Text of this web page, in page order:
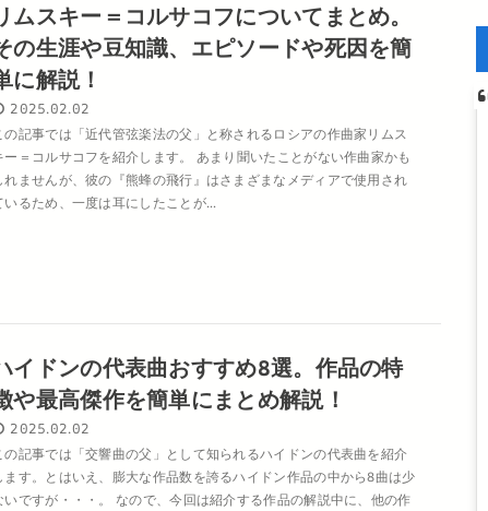
ムスキー＝コルサコフについてまとめ。
の生涯や豆知識、エピソードや死因を簡
に解説！
2025.02.02
の記事では「近代管弦楽法の父」と称されるロシアの作曲家リムス
ー＝コルサコフを紹介します。 あまり聞いたことがない作曲家かも
れませんが、彼の『熊蜂の飛行』はさまざまなメディアで使用され
いるため、一度は耳にしたことが...
イドンの代表曲おすすめ8選。作品の特
や最高傑作を簡単にまとめ解説！
2025.02.02
の記事では「交響曲の父」として知られるハイドンの代表曲を紹介
ます。とはいえ、膨大な作品数を誇るハイドン作品の中から8曲は少
いですが・・・。 なので、今回は紹介する作品の解説中に、他の作